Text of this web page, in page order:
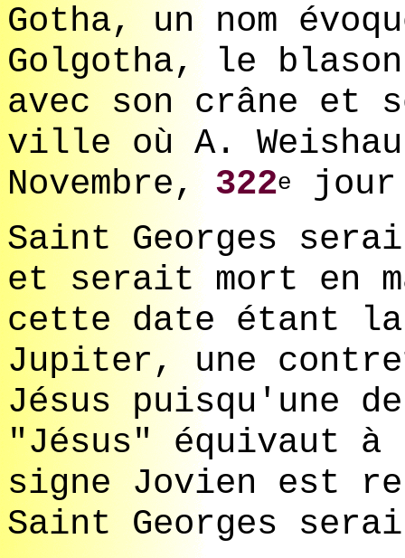
Gotha, un nom
Golgotha, le
avec son crâne et
ville où A.
Novembre, 322e
jour
Saint Georges
et serait mort en
cette date étant
Jupiter, une
Jésus puisqu'une
"Jésus" équivaut à
signe Jovien est
Saint Georges